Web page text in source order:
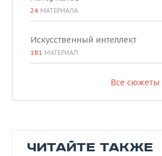
24 МАТЕРИАЛА
Искусственный интеллект
181 МАТЕРИАЛ
Все сюжеты
ЧИТАЙТЕ ТАКЖЕ